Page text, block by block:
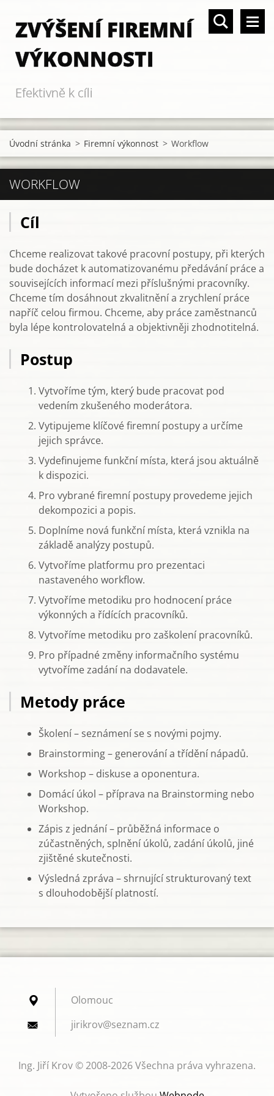
ZVÝŠENÍ FIREMNÍ
VÝKONNOSTI
Efektivně k cíli
Úvodní stránka > Firemní výkonnost > Workflow
WORKFLOW
Cíl
Chceme realizovat takové pracovní postupy, při kterých
bude docházet k automatizovanému předávání práce a
souvisejících informací mezi příslušnými pracovníky.
Chceme tím dosáhnout zkvalitnění a zrychlení práce
napříč celou firmou. Chceme, aby práce zaměstnanců
byla lépe kontrolovatelná a objektivněji zhodnotitelná.
Postup
Vytvoříme tým, který bude pracovat pod
vedením zkušeného moderátora.
Vytipujeme klíčové firemní postupy a určíme
jejich správce.
Vydefinujeme funkční místa, která jsou aktuálně
k dispozici.
Pro vybrané firemní postupy provedeme jejich
dekompozici a popis.
Doplníme nová funkční místa, která vznikla na
základě analýzy postupů.
Vytvoříme platformu pro prezentaci
nastaveného workflow.
Vytvoříme metodiku pro hodnocení práce
výkonných a řídících pracovníků.
Vytvoříme metodiku pro zaškolení pracovníků.
Pro případné změny informačního systému
vytvoříme zadání na dodavatele.
Metody práce
Školení – seznámení se s novými pojmy.
Brainstorming – generování a třídění nápadů.
Workshop – diskuse a oponentura.
Domácí úkol – příprava na Brainstorming nebo
Workshop.
Zápis z jednání – průběžná informace o
zúčastněných, splnění úkolů, zadání úkolů, jiné
zjištěné skutečnosti.
Výsledná zpráva – shrnující strukturovaný text
s dlouhodobější platností.
Olomouc
jirikrov@seznam.cz
Ing. Jiří Krov © 2008-2026 Všechna práva vyhrazena.